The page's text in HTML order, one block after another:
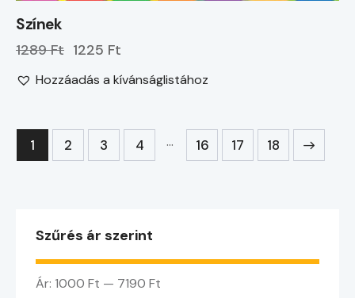
Színek
1289 Ft 1225 Ft
Hozzáadás a kívánságlistához
1 2 3 4 … 16 17 18
→
Szűrés ár szerint
Ár: 1000 Ft — 7190 Ft